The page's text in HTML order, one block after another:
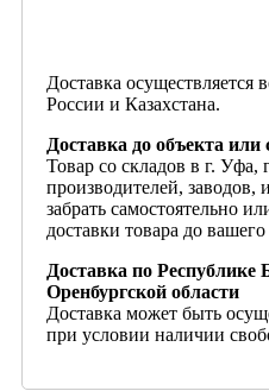
Доставка осуществляется
России и Казахстана.
Доставка до объекта
Товар со складов в г. Уфа,
производителей,
забрать самостоятельно
доставки товара до
Доставка по Республике
Оренбургской области
Доставка может быть
при условии наличии